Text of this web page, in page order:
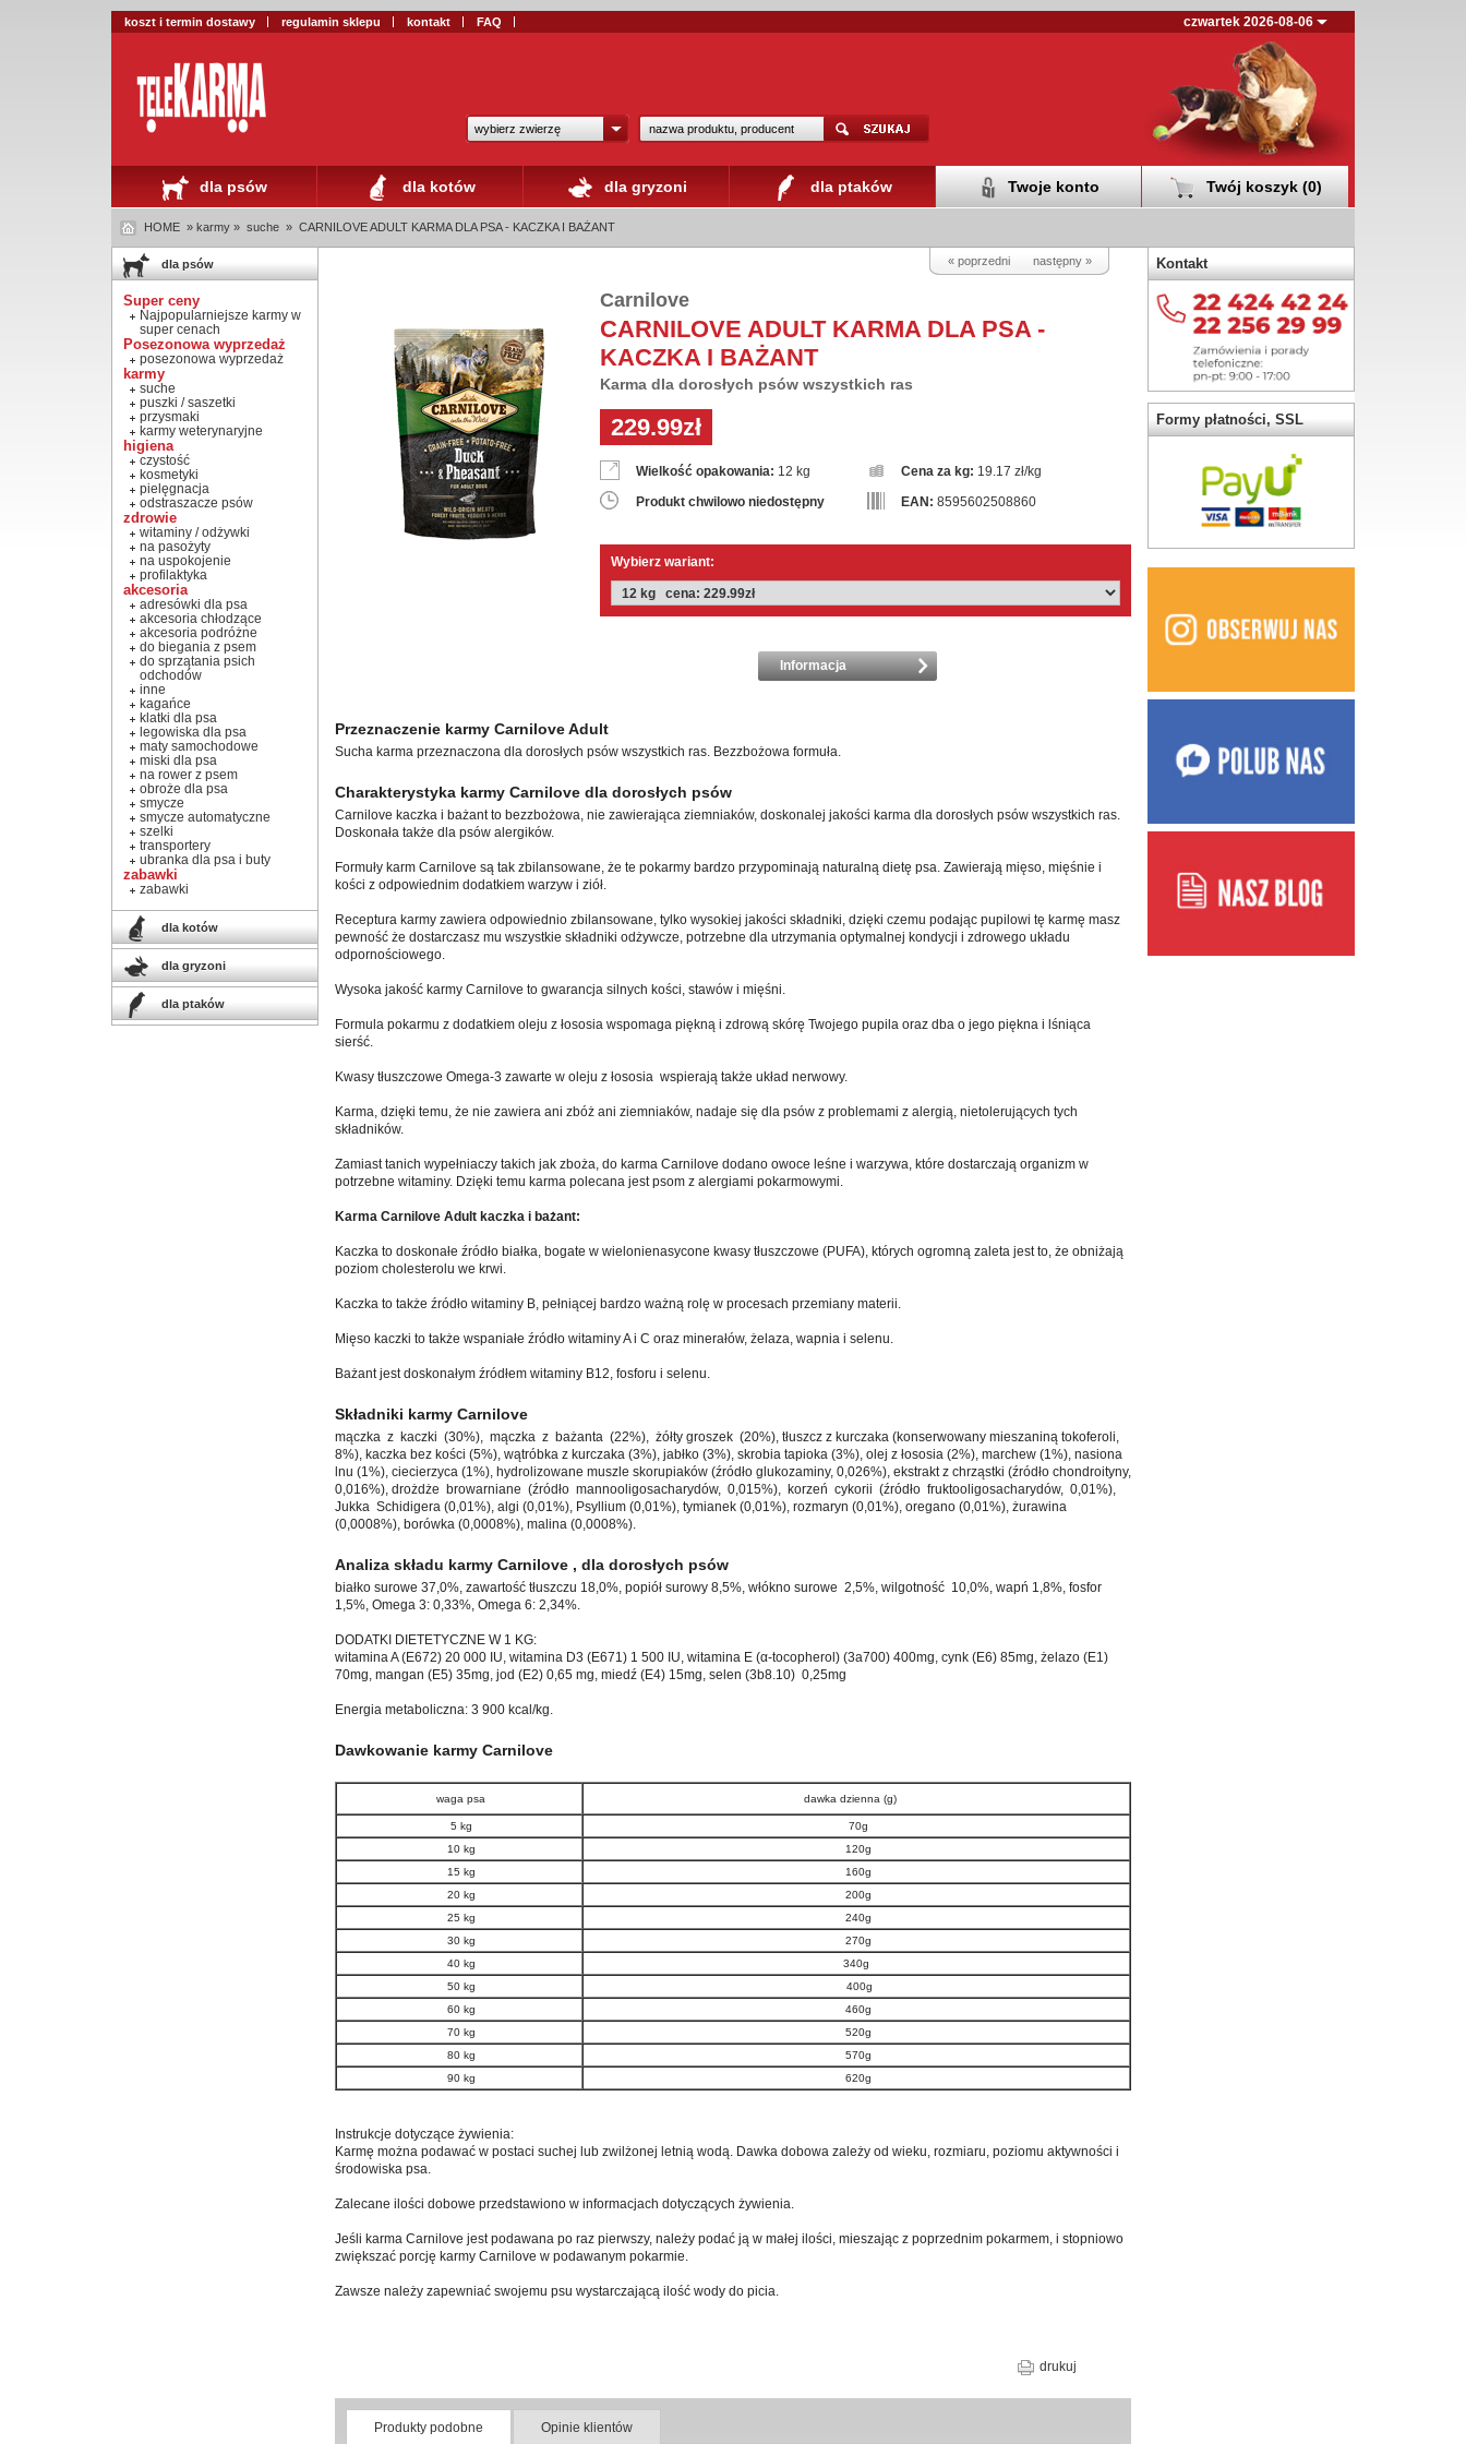
koszt i termin dostawy regulamin sklepu kontakt FAQ czwartek 2026-08-06
wybierz zwierzę
dla psów dla kotów dla gryzoni dla ptaków Twoje konto Twój koszyk (0)
HOME » karmy » suche » CARNILOVE ADULT KARMA DLA PSA - KACZKA I BAŻANT
dla psów
Super ceny
Najpopularniejsze karmy w
super cenach
Posezonowa wyprzedaż
posezonowa wyprzedaż
karmy
suche
puszki / saszetki
przysmaki
karmy weterynaryjne
higiena
czystość
kosmetyki
pielęgnacja
odstraszacze psów
zdrowie
witaminy / odżywki
na pasożyty
na uspokojenie
profilaktyka
akcesoria
adresówki dla psa
akcesoria chłodzące
akcesoria podróżne
do biegania z psem
do sprzątania psich
odchodów
inne
kagańce
klatki dla psa
legowiska dla psa
maty samochodowe
miski dla psa
na rower z psem
obroże dla psa
smycze
smycze automatyczne
szelki
transportery
ubranka dla psa i buty
zabawki
zabawki
dla kotów
dla gryzoni
dla ptaków
« poprzedni następny »
Carnilove
CARNILOVE ADULT KARMA DLA PSA -
KACZKA I BAŻANT
Karma dla dorosłych psów wszystkich ras
229.99zł
Wielkość opakowania: 12 kg Cena za kg: 19.17 zł/kg
Produkt chwilowo niedostępny
EAN: 8595602508860
Wybierz wariant:
Informacja
Przeznaczenie karmy Carnilove Adult
Sucha karma przeznaczona dla dorosłych psów wszystkich ras. Bezzbożowa formuła.
Charakterystyka karmy Carnilove dla dorosłych psów
Carnilove kaczka i bażant to bezzbożowa, nie zawierająca ziemniaków, doskonalej jakości karma dla dorosłych psów wszystkich ras.
Doskonała także dla psów alergików.
Formuły karm Carnilove są tak zbilansowane, że te pokarmy bardzo przypominają naturalną dietę psa. Zawierają mięso, mięśnie i
kości z odpowiednim dodatkiem warzyw i ziół.
Receptura karmy zawiera odpowiednio zbilansowane, tylko wysokiej jakości składniki, dzięki czemu podając pupilowi tę karmę masz
pewność że dostarczasz mu wszystkie składniki odżywcze, potrzebne dla utrzymania optymalnej kondycji i zdrowego układu
odpornościowego.
Wysoka jakość karmy Carnilove to gwarancja silnych kości, stawów i mięśni.
Formula pokarmu z dodatkiem oleju z łososia wspomaga piękną i zdrową skórę Twojego pupila oraz dba o jego piękna i lśniąca
sierść.
Kwasy tłuszczowe Omega-3 zawarte w oleju z łososia wspierają także układ nerwowy.
Karma, dzięki temu, że nie zawiera ani zbóż ani ziemniaków, nadaje się dla psów z problemami z alergią, nietolerujących tych
składników.
Zamiast tanich wypełniaczy takich jak zboża, do karma Carnilove dodano owoce leśne i warzywa, które dostarczają organizm w
potrzebne witaminy. Dzięki temu karma polecana jest psom z alergiami pokarmowymi.
Karma Carnilove Adult kaczka i bażant:
Kaczka to doskonałe źródło białka, bogate w wielonienasycone kwasy tłuszczowe (PUFA), których ogromną zaleta jest to, że obniżają
poziom cholesterolu we krwi.
Kaczka to także źródło witaminy B, pełniącej bardzo ważną rolę w procesach przemiany materii.
Mięso kaczki to także wspaniałe źródło witaminy A i C oraz minerałów, żelaza, wapnia i selenu.
Bażant jest doskonałym źródłem witaminy B12, fosforu i selenu.
Składniki karmy Carnilove
mączka z kaczki (30%), mączka z bażanta (22%), żółty groszek (20%), tłuszcz z kurczaka (konserwowany mieszaniną tokoferoli,
8%), kaczka bez kości (5%), wątróbka z kurczaka (3%), jabłko (3%), skrobia tapioka (3%), olej z łososia (2%), marchew (1%), nasiona
lnu (1%), ciecierzyca (1%), hydrolizowane muszle skorupiaków (źródło glukozaminy, 0,026%), ekstrakt z chrząstki (źródło chondroityny,
0,016%), drożdże browarniane (źródło mannooligosacharydów, 0,015%), korzeń cykorii (źródło fruktooligosacharydów, 0,01%),
Jukka Schidigera (0,01%), algi (0,01%), Psyllium (0,01%), tymianek (0,01%), rozmaryn (0,01%), oregano (0,01%), żurawina
(0,0008%), borówka (0,0008%), malina (0,0008%).
Analiza składu karmy Carnilove , dla dorosłych psów
białko surowe 37,0%, zawartość tłuszczu 18,0%, popiół surowy 8,5%, włókno surowe 2,5%, wilgotność 10,0%, wapń 1,8%, fosfor
1,5%, Omega 3: 0,33%, Omega 6: 2,34%.
DODATKI DIETETYCZNE W 1 KG:
witamina A (E672) 20 000 IU, witamina D3 (E671) 1 500 IU, witamina E (α-tocopherol) (3a700) 400mg, cynk (E6) 85mg, żelazo (E1)
70mg, mangan (E5) 35mg, jod (E2) 0,65 mg, miedź (E4) 15mg, selen (3b8.10) 0,25mg
Energia metaboliczna: 3 900 kcal/kg.
Dawkowanie karmy Carnilove
waga psa dawka dzienna (g)
5 kg
70g
10 kg
120g
15 kg
160g
20 kg
200g
25 kg
240g
30 kg
270g
40 kg
340g
50 kg
400g
60 kg
460g
70 kg
520g
80 kg
570g
90 kg
620g
Instrukcje dotyczące żywienia:
Karmę można podawać w postaci suchej lub zwilżonej letnią wodą. Dawka dobowa zależy od wieku, rozmiaru, poziomu aktywności i
środowiska psa.
Zalecane ilości dobowe przedstawiono w informacjach dotyczących żywienia.
Jeśli karma Carnilove jest podawana po raz pierwszy, należy podać ją w małej ilości, mieszając z poprzednim pokarmem, i stopniowo
zwiększać porcję karmy Carnilove w podawanym pokarmie.
Zawsze należy zapewniać swojemu psu wystarczającą ilość wody do picia.
drukuj
Produkty podobne Opinie klientów
Kontakt
Formy płatności, SSL